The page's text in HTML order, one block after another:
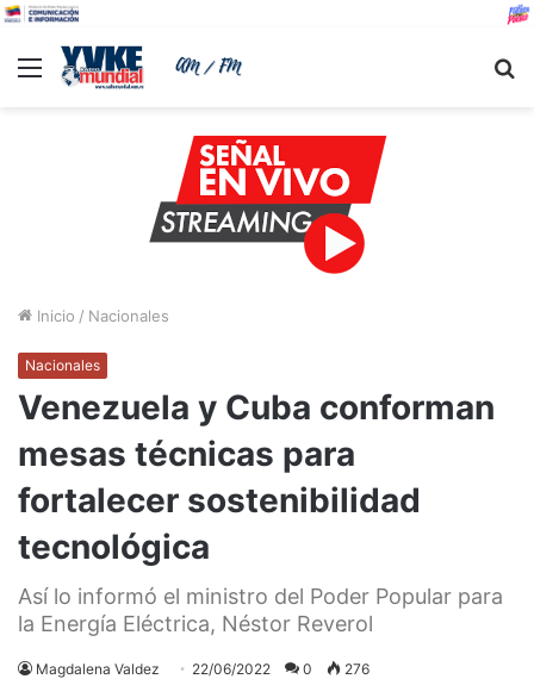
Menu
Inicio / Nacionales
Nacionales
Venezuela y Cuba conforman
mesas técnicas para
fortalecer sostenibilidad
tecnológica
Así lo informó el ministro del Poder Popular para
la Energía Eléctrica, Néstor Reverol
Magdalena Valdez 22/06/2022 0 276